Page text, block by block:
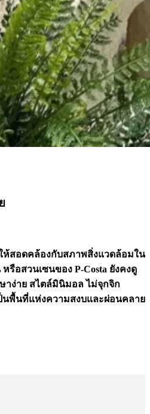
ห้สอดคล้องกับสภาพสิ่งแวดล้อมใน
รือสวนเซนของ P-Costa ยังคงดู
าง่าย สไตล์มินิมอล ไม่จุกจิก
พื้นที่แห่งความสงบและผ่อนคลาย